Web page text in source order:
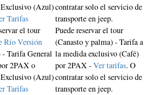
(Azul)
Tarifas
contratar solo el servicio de
transporte en jeep.
el tour
Río Versión
- Tarifa General
2PAX o
(Azul)
Tarifas
Puede reservar el tour
(Canasto y palma) - Tarifa a
la medida exclusivo (Café)
por 2PAX -Ver tarifas. O
contratar solo el servicio de
transporte en jeep.